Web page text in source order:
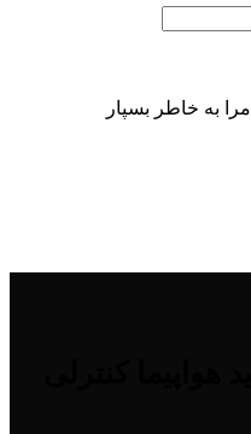
مرا به خاطر بسپار